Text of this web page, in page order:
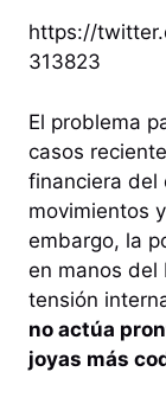
https://
313823
El problema
casos
financiera del
movimientos
embargo, la
en manos del
tensión
no actúa
joyas más